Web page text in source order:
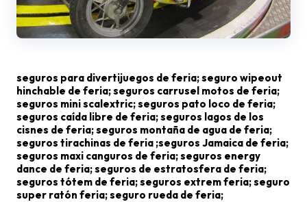
seguros para divertijuegos de feria; seguro wipeout
hinchable de feria; seguros carrusel motos de feria;
seguros mini scalextric; seguros pato loco de feria;
seguros caída libre de feria; seguros lagos de los
cisnes de feria; seguros montaña de agua de feria;
seguros tirachinas de feria ;seguros Jamaica de feria;
seguros maxi canguros de feria; seguros energy
dance de feria; seguros de estratosfera de feria;
seguros tótem de feria; seguros extrem feria; seguro
super ratón feria; seguro rueda de feria;